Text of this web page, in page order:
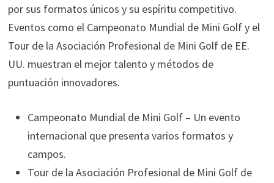
por sus formatos únicos y su espíritu competitivo.
Eventos como el Campeonato Mundial de Mini Golf y el
Tour de la Asociación Profesional de Mini Golf de EE.
UU. muestran el mejor talento y métodos de
puntuación innovadores.
Campeonato Mundial de Mini Golf – Un evento
internacional que presenta varios formatos y
campos.
Tour de la Asociación Profesional de Mini Golf de